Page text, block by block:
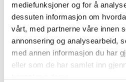
mediefunksjoner og for å
dessuten informasjon om
vårt, med partnerne våre innen
annonsering og analysearbeid,
med annen informasjon du har
eller som de har samlet inn